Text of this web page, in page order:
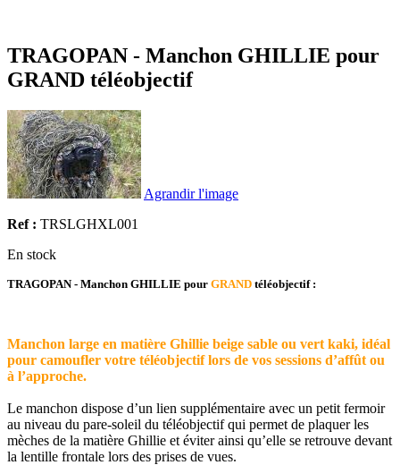
TRAGOPAN - Manchon GHILLIE pour
GRAND téléobjectif
Agrandir l'image
Ref : TRSLGHXL001
En stock
TRAGOPAN - Manchon GHILLIE pour GRAND téléobjectif :
Manchon large en matière Ghillie beige sable ou vert kaki, idéal
pour camoufler votre téléobjectif lors de vos sessions d’affût ou
à l’approche.
Le manchon dispose d’un lien supplémentaire avec un petit fermoir
au niveau du pare-soleil du téléobjectif qui permet de plaquer les
mèches de la matière Ghillie et éviter ainsi qu’elle se retrouve devant
la lentille frontale lors des prises de vues.